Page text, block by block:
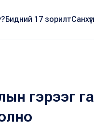
Бидний 17 зорилт
гэрээг